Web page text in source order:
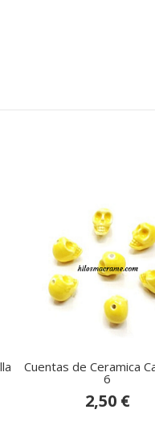
Cuentas de Ceramica
6
2,50 €